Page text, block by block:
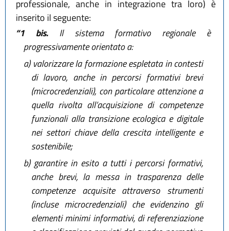
professionale, anche in integrazione tra loro) è
inserito il seguente:
“1 bis.Il sistema formativo regionale è
progressivamente orientato a:
a)valorizzare la formazione espletata in contesti
di lavoro, anche in percorsi formativi brevi
(microcredenziali), con particolare attenzione a
quella rivolta all’acquisizione di competenze
funzionali alla transizione ecologica e digitale
nei settori chiave della crescita intelligente e
sostenibile;
b)garantire in esito a tutti i percorsi formativi,
anche brevi, la messa in trasparenza delle
competenze acquisite attraverso strumenti
(incluse microcredenziali) che evidenzino gli
elementi minimi informativi, di referenziazione